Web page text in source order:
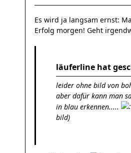
Es wird ja langsam ernst:
Erfolg morgen! Geht
läuferline hat
leider ohne bild von
aber dafür kann man
in blau erkennen.....
bild)